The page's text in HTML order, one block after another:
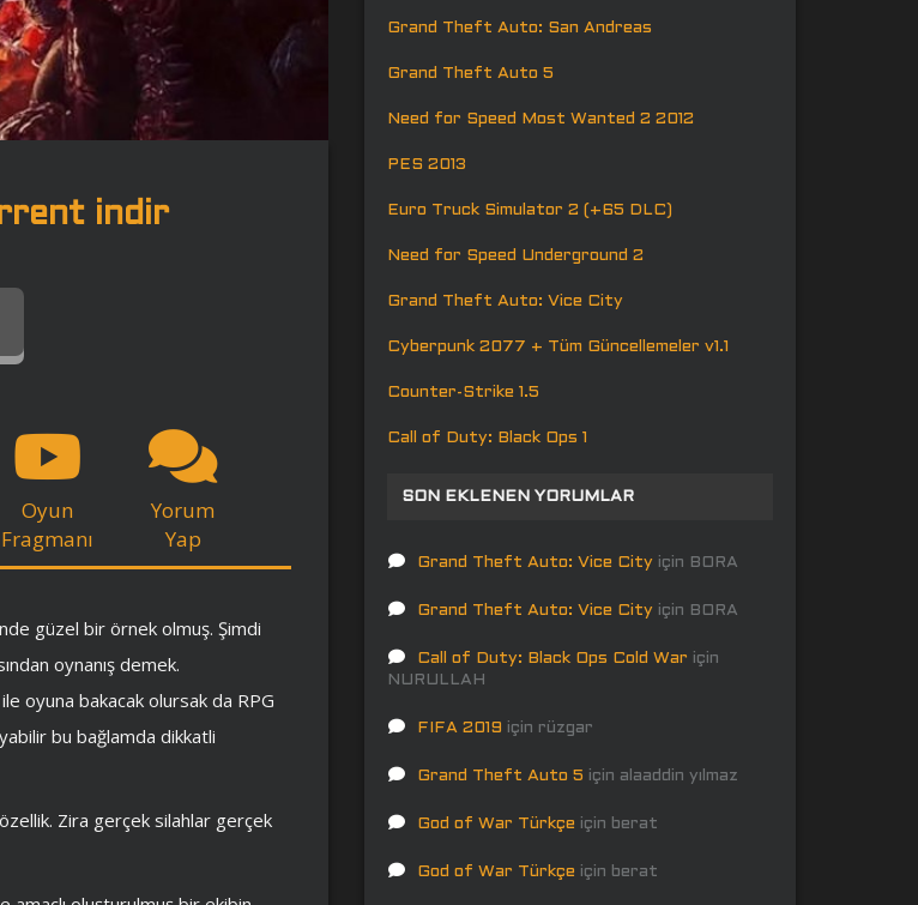
indir
Oyun
Fragmanı
Yorum
Yap
güzel bir örnek olmuş. Şimdi
oynanış demek.
oyuna bakacak olursak da RPG
bu bağlamda dikkatli
Zira gerçek silahlar gerçek
Grand Theft Auto: San Andreas
Grand Theft Auto 5
Need for Speed Most Wanted 2 2012
PES 2013
Euro Truck Simulator 2 (+65 DLC)
Need for Speed Underground 2
Grand Theft Auto: Vice City
Cyberpunk 2077 + Tüm Güncellemeler v1.1
Counter-Strike 1.5
Call of Duty: Black Ops 1
SON EKLENEN YORUMLAR
Grand Theft Auto: Vice City için BORA
Grand Theft Auto: Vice City için BORA
Call of Duty: Black Ops Cold War için
NURULLAH
FIFA 2019 için rüzgar
Grand Theft Auto 5 için alaaddin yılmaz
God of War Türkçe için berat
God of War Türkçe için berat